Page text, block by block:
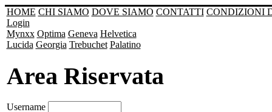
HOME CHI SIAMO DOVE SIAMO CONTATTI CONDIZIONI
Login
Mynxx Optima Geneva Helvetica
Lucida Georgia Trebuchet Palatino
Area Riservata
Username